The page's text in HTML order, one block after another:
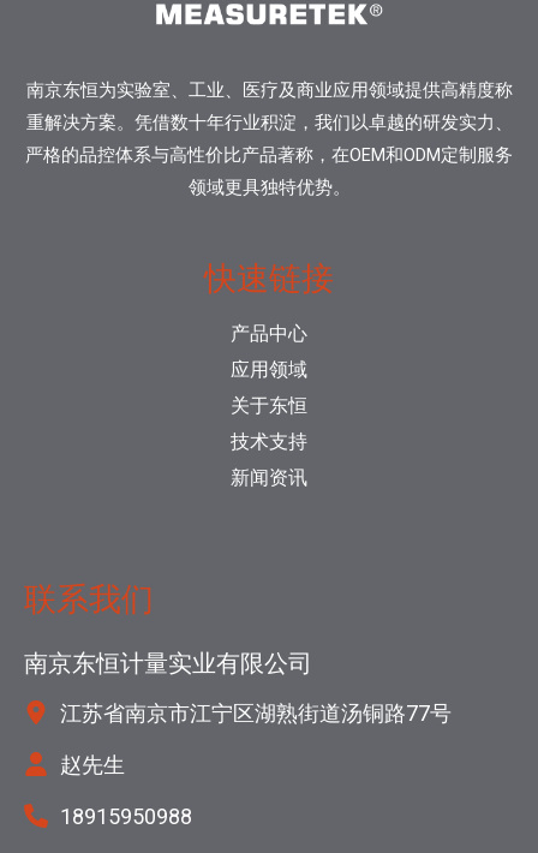
南京东恒为实验室、工业、医疗及商业应用领域提供高精度称
重解决方案。凭借数十年行业积淀，我们以卓越的研发实力、
严格的品控体系与高性价比产品著称，在OEM和ODM定制服务
领域更具独特优势。
快速链接
产品中心
应用领域
关于东恒
技术支持
新闻资讯
联系我们
南京东恒计量实业有限公司
江苏省南京市江宁区湖熟街道汤铜路77号
赵先生
18915950988